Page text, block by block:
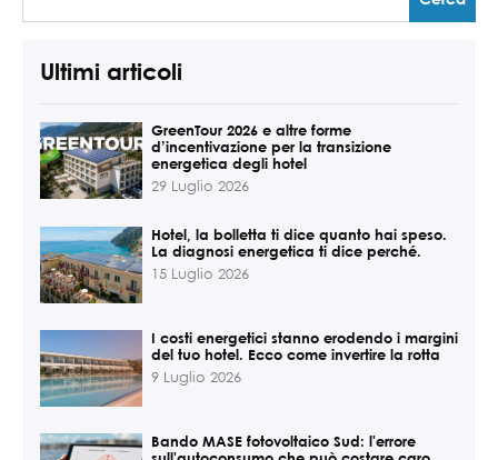
Ultimi articoli
GreenTour 2026 e altre forme
d’incentivazione per la transizione
energetica degli hotel
29 Luglio 2026
Hotel, la bolletta ti dice quanto hai speso.
La diagnosi energetica ti dice perché.
15 Luglio 2026
I costi energetici stanno erodendo i margini
del tuo hotel. Ecco come invertire la rotta
9 Luglio 2026
Bando MASE fotovoltaico Sud: l'errore